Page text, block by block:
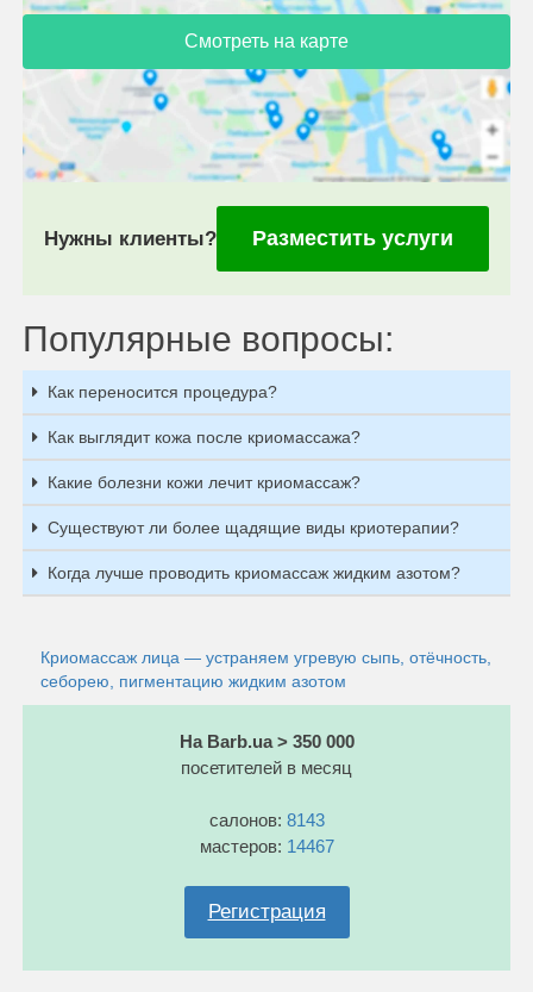
Смотреть на карте
Нужны клиенты? Разместить услуги
Популярные вопросы:
Как переносится процедура?
Как выглядит кожа после криомассажа?
Какие болезни кожи лечит криомассаж?
Существуют ли более щадящие виды криотерапии?
Когда лучше проводить криомассаж жидким азотом?
Криомассаж лица — устраняем угревую сыпь, отёчность,
себорею, пигментацию жидким азотом
На Barb.ua > 350 000
посетителей в месяц
салонов: 8143
мастеров: 14467
Регистрация